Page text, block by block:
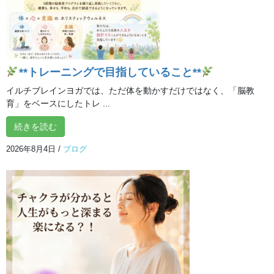
ブログ
前の記事
腸ぽかぽかで冬太りにさよなら
2019年12月25日
2020年希望に満ちた年にするた
めに
2020年1月8日
オンライン体験クラス
**トレーニングで目指していること**
イルチブレインヨガでは、ただ体を動かすだけではなく、「脳教
育」をベースにしたトレ ...
続きを読む
2026年8月4日 / ブログ